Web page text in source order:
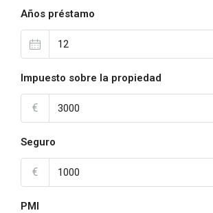
Años préstamo
Impuesto sobre la propiedad
€
Seguro
€
PMI